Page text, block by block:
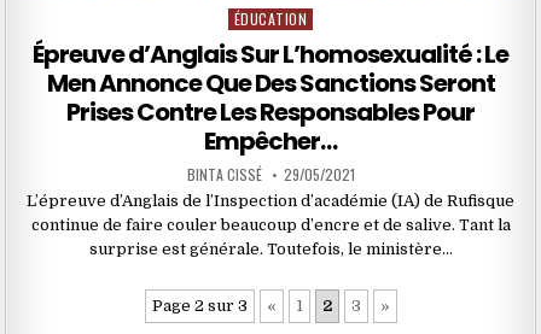
Posted
ÉDUCATION
Épreuve d’Anglais Sur L’homosexualité : Le
Men Annonce Que Des Sanctions Seront
Prises Contre Les Responsables Pour
Empêcher…
BINTA CISSÉ 29/05/2021
L’épreuve d’Anglais de l’Inspection d’académie (IA) de Rufisque
continue de faire couler beaucoup d’encre et de salive. Tant la
surprise est générale. Toutefois, le ministère…
Page 2 sur 3 « 1 2 3 »